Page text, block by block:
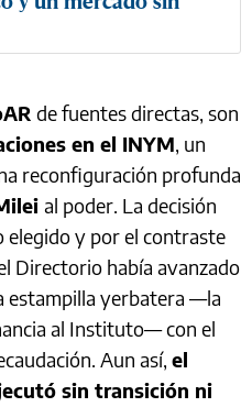
de fuentes directas, son
en el INYM, un
reconfiguración profunda
al poder. La decisión
y por el contraste
Directorio había avanzado
estampilla yerbatera —la
al Instituto— con el
Aun así, el
sin transición ni